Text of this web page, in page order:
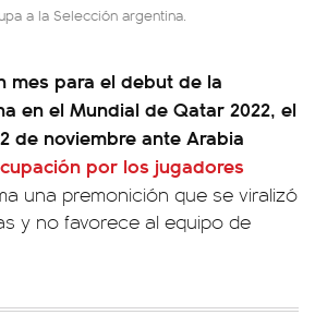
a la Selección argentina.
mes para el debut de la
en el Mundial de Qatar 2022, el
de noviembre ante Arabia
por los jugadores
una premonición que se viralizó
y no favorece al equipo de